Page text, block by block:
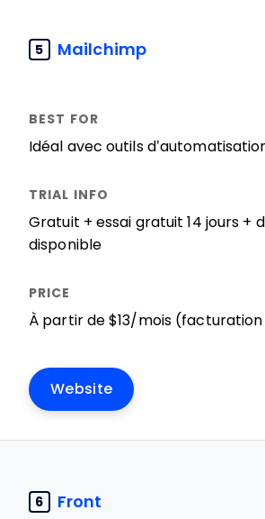
5 Mailchimp
Idéal avec outils
Gratuit + essai gratuit 14 jours +
disponible
À partir de $13/mois
Website
6 Front